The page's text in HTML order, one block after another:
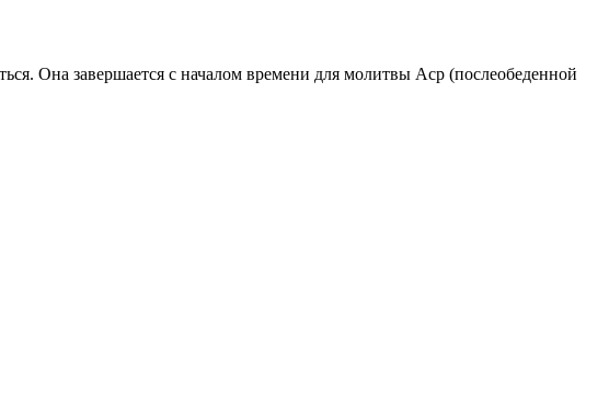
Она завершается с началом времени для молитвы Аср (послеобеденной